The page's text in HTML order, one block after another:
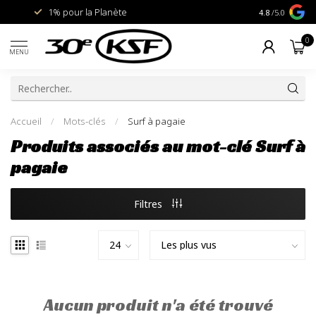
1% pour la Planète Livraison
4.8 /5.0
MENU
0
Accueil / Mots-clés / Surf à pagaie
Produits associés au mot-clé Surf à
pagaie
Filtres
Aucun produit n'a été trouvé